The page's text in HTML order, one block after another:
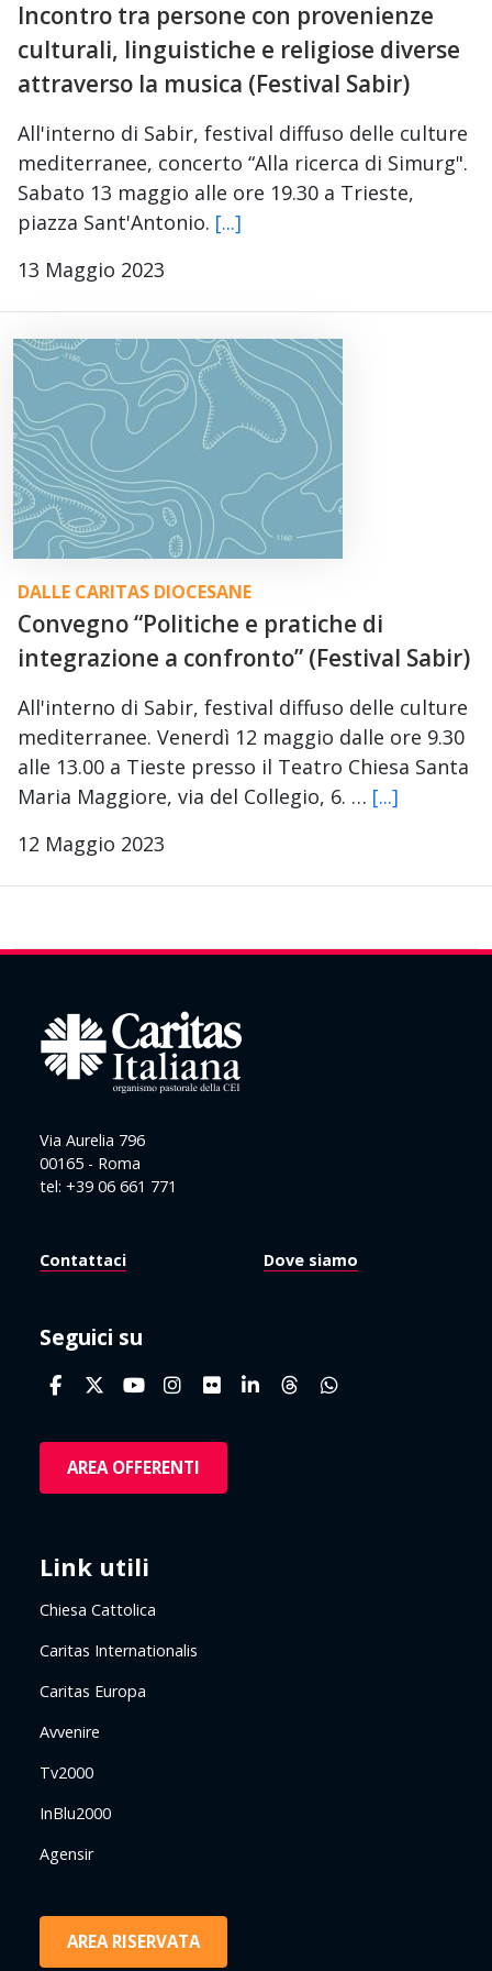
Incontro tra persone con provenienze
culturali, linguistiche e religiose diverse
attraverso la musica (Festival Sabir)
All'interno di Sabir, festival diffuso delle culture
mediterranee, concerto “Alla ricerca di Simurg".
Sabato 13 maggio alle ore 19.30 a Trieste,
piazza Sant'Antonio. [...]
13 Maggio 2023
DALLE CARITAS DIOCESANE
Convegno “Politiche e pratiche di
integrazione a confronto” (Festival Sabir)
All'interno di Sabir, festival diffuso delle culture
mediterranee. Venerdì 12 maggio dalle ore 9.30
alle 13.00 a Tieste presso il Teatro Chiesa Santa
Maria Maggiore, via del Collegio, 6. … [...]
12 Maggio 2023
Via Aurelia 796
00165 - Roma
tel: +39 06 661 771
Contattaci Dove siamo
Seguici su
AREA OFFERENTI
Link utili
Chiesa Cattolica
Caritas Internationalis
Caritas Europa
Avvenire
Tv2000
InBlu2000
Agensir
AREA RISERVATA